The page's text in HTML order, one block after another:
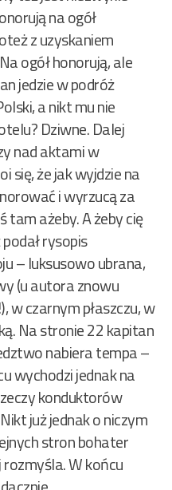
na ogół
z uzyskaniem
ogół honorują, ale
jedzie w podróż
a nikt mu nie
Dziwne. Dalej
nad aktami w
się, że jak wyjdzie na
i wyrzucą za
tam ażeby. A żeby cię
rysopis
– luksusowo ubrana,
(u autora znowu
w czarnym płaszczu, w
Na stronie 22 kapitan
nabiera tempa –
wychodzi jednak na
konduktorów
już jednak o niczym
stron bohater
rozmyśla. W końcu